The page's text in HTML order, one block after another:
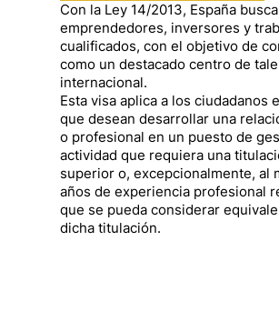
Con la Ley 14/2013, España
emprendedores, inversores y
cualificados, con el objetivo de
como un destacado centro de
internacional.
Esta visa aplica a los ciudadanos
que desean desarrollar una
o profesional en un puesto de
actividad que requiera una
superior o, excepcionalmente, al
años de experiencia profesional
que se pueda considerar
dicha titulación.